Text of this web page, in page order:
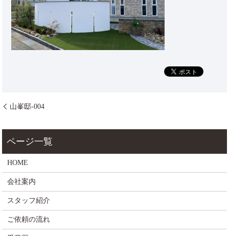
山峯邸-004
HOME
会社案内
スタッフ紹介
ご依頼の流れ